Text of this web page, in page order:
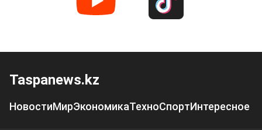
Taspanews.kz
НовостиМирЭкономикаТехноСпортИнтересное